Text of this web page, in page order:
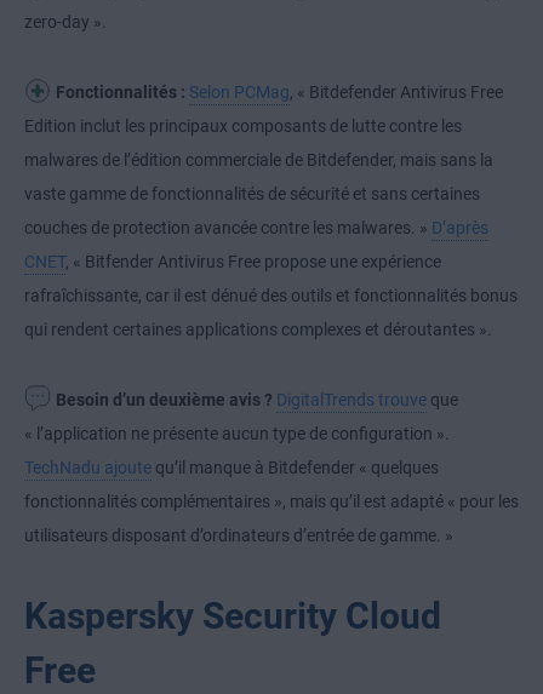
zero-day ».
Fonctionnalités : Selon PCMag, « Bitdefender Antivirus Free
Edition inclut les principaux composants de lutte contre les
malwares de l’édition commerciale de Bitdefender, mais sans la
vaste gamme de fonctionnalités de sécurité et sans certaines
couches de protection avancée contre les malwares. » D’après
CNET, « Bitfender Antivirus Free propose une expérience
rafraîchissante, car il est dénué des outils et fonctionnalités bonus
qui rendent certaines applications complexes et déroutantes ».
Besoin d’un deuxième avis ? DigitalTrends trouve que
« l’application ne présente aucun type de configuration ».
TechNadu ajoute qu’il manque à Bitdefender « quelques
fonctionnalités complémentaires », mais qu’il est adapté « pour les
utilisateurs disposant d’ordinateurs d’entrée de gamme. »
Kaspersky Security Cloud
Free